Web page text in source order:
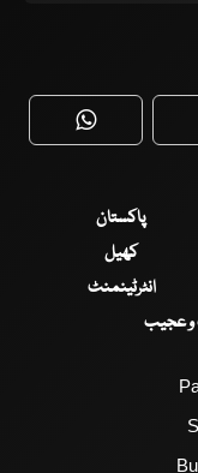
WhatsApp
پاکستان
کھیل
انٹرٹینمنٹ
عجیب